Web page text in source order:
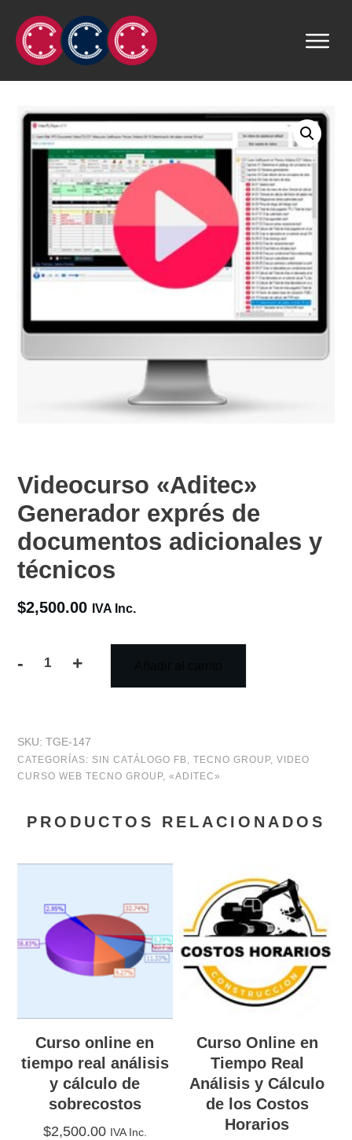
Videocurso «Aditec»
Generador exprés de
documentos adicionales y
técnicos
$2,500.00 IVA Inc.
-
exprés
de
y
cantidad
+
SKU: TGE-147
CATEGORÍAS: SIN CATÁLOGO FB, TECNO GROUP, VIDEO
CURSO WEB TECNO GROUP, «ADITEC»
PRODUCTOS RELACIONADOS
Curso online en
tiempo real análisis
y cálculo de
sobrecostos
$2,500.00 IVA Inc.
Curso Online en
Tiempo Real
Análisis y Cálculo
de los Costos
Horarios